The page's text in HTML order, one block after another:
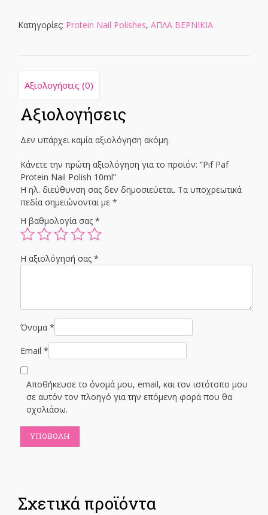
10ml
Κατηγορίες: Protein Nail Polishes, ΑΠΛΑ ΒΕΡΝΙΚΙΑ
Αξιολογήσεις (0)
Αξιολογήσεις
Δεν υπάρχει καμία αξιολόγηση ακόμη.
Κάνετε την πρώτη αξιολόγηση για το προϊόν: “Pif Paf
Protein Nail Polish 10ml”
Η ηλ. διεύθυνση σας δεν δημοσιεύεται. Τα υποχρεωτικά
πεδία σημειώνονται με *
Η βαθμολογία σας *
Η αξιολόγησή σας *
Όνομα *
Email *
Αποθήκευσε το όνομά μου, email, και τον ιστότοπο μου
σε αυτόν τον πλοηγό για την επόμενη φορά που θα
σχολιάσω.
Σχετικά προϊόντα